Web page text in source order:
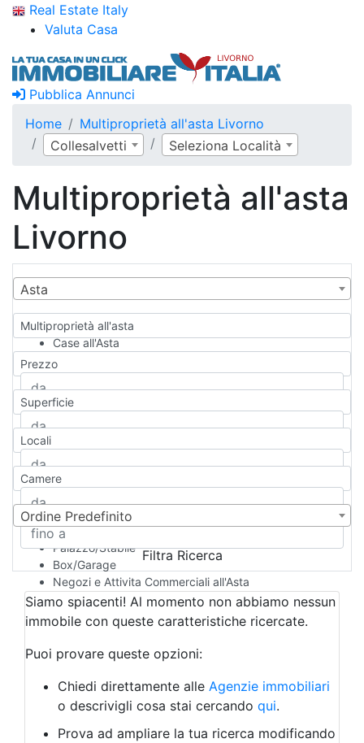
Real Estate Italy
Valuta Casa
Pubblica Annunci
Home
Multiproprietà all'asta Livorno
Collesalvetti
Seleziona Località
Multiproprietà all'asta
Livorno
Asta
Multiproprietà all'asta
Case all'Asta
Qualsiasi
Appartamento
Casa indipendente
Casa Semi-indipendente
Attico/Mansarda
Rustico/Casale
Camera d'Albergo
Multiproprietà
Palazzo/Stabile
Box/Garage
Negozi e Attivita Commerciali all'Asta
Qualsiasi
Attività/Licenza Commerciale
Azienda Agricola
Bar/Ristorante
Albergo
Laboratorio Artigianale
Negozio/locale commerciale
Agriturismo
Prezzo
Superficie
Locali
Camere
Ordine Predefinito
Filtra Ricerca
Siamo spiacenti! Al momento non abbiamo nessun
immobile con queste caratteristiche ricercate.
Puoi provare queste opzioni:
Chiedi direttamente alle Agenzie immobiliari
o descrivigli cosa stai cercando qui.
Prova ad ampliare la tua ricerca modificando